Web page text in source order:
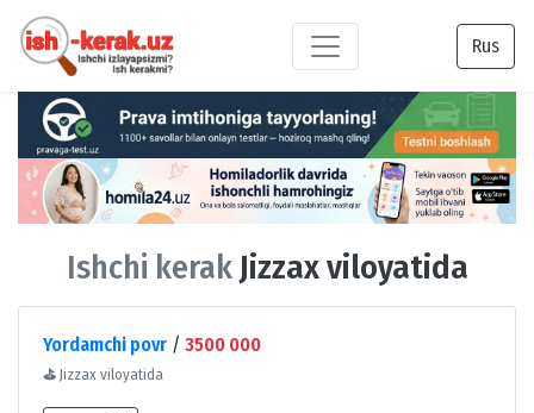
Rus
Ishchi kerak Jizzax viloyatida
Yordamchi povr / 3500 000
⛳ Jizzax viloyatida